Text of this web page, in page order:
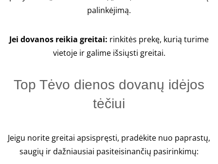
palinkėjimą.
Jei dovanos reikia greitai: rinkitės prekę, kurią turime
vietoje ir galime išsiųsti greitai.
Top Tėvo dienos dovanų idėjos
tėčiui
Jeigu norite greitai apsispręsti, pradėkite nuo paprastų,
saugių ir dažniausiai pasiteisinančių pasirinkimų: